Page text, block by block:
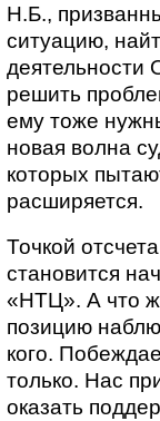
Н.Б.,
ситуацию,
деятельности
решить
ему тоже
новая волна
которых
расширяется.
Точкой
становится
«НТЦ». А что
позицию
кого.
только. Нас
оказать